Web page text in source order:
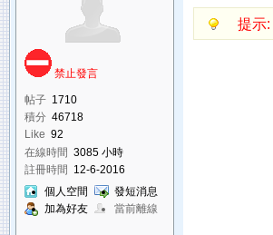
禁止發言
帖子 1710
積分 46718
Like 92
在線時間 3085 小時
註冊時間 12-6-2016
個人空間
發短消息
加為好友
當前離線
提示: